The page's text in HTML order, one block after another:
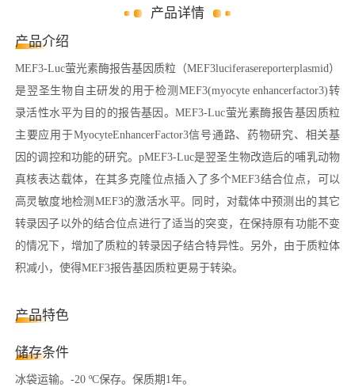
产品详情
产品介绍
MEF3-Luc萤光素酶报告基因质粒（MEF3luciferasereporterplasmid）
是翌圣生物自主研发的用于检测MEF3(myocyte enhancerfactor3)转
录活性水平为目的的报告基因。MEF3-Luc萤光素酶报告基因质粒
主要应用于MyocyteEnhancerFactor3信号通路、药物研究、相关基
因的调控和功能的研究。pMEF3-Luc是翌圣生物改造后的哺乳动物
真核表达载体，在其多克隆位点插入了多个MEF3结合位点，可以
高灵敏度地检测MEF3的激活水平。同时，对载体中预测出的其它
转录因子以外的结合位点进行了适当的突变，在保持原有功能不变
的情况下，增加了质粒的转录因子结合特异性。另外，由于质粒体
积减小，使得MEF3报告基因质粒更易于转染。
产品特色
储存条件
冰袋运输。-20 ºC保存。保质期1年。